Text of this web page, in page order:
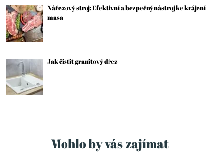
Nářezový stroj: Efektivní a bezpečný nástroj ke krájení
masa
Jak čistit granitový dřez
Mohlo by vás zajímat